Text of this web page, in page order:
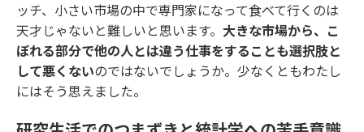
ッチ、小さい市場の中で専門家になって食べて行くのは
天才じゃないと難しいと思います。 大きな市場から、こ
ぼれる部分で他の人とは違う仕事をすることも選択肢と
して悪くないのではないでしょうか。少なくともわたし
にはそう思えました。